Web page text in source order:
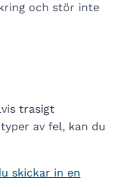
och stör inte
trasigt
av fel, kan du
skickar in en